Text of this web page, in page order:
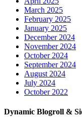
March 2025
February 2025
January 2025
December 2024
November 2024
October 2024
September 2024
August 2024
July 2024
October 2022
Dynamic Blogroll &